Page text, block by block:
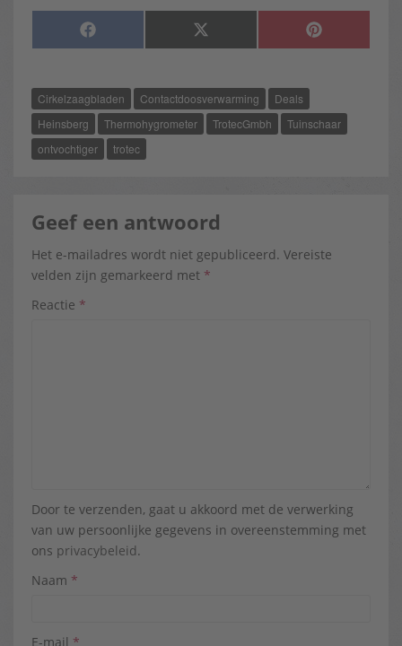
SHARE
F
A
O
O
K
SHARE
X
(
T
T
E
R
)
SHARE
P
I
S
T
Cirkelzaagbladen Contactdoosverwarming
Deals
Heinsberg
Thermohygrometer TrotecGmbh
Tuinschaar
ontvochtiger
trotec
Geef een antwoord
Het e-mailadres wordt niet gepubliceerd. Vereiste
velden zijn gemarkeerd met *
Reactie *
Door te verzenden, gaat u akkoord met de verwerking
van uw persoonlijke gegevens in overeenstemming met
ons privacybeleid.
Naam *
E-mail *